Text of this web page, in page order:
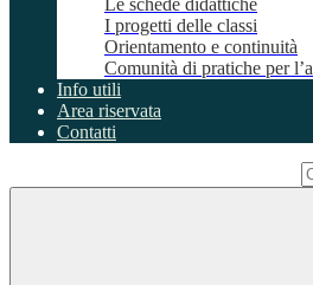
Le schede didattiche
I progetti delle classi
Orientamento e continuità
Comunità di pratiche per
Info utili
Area riservata
Contatti